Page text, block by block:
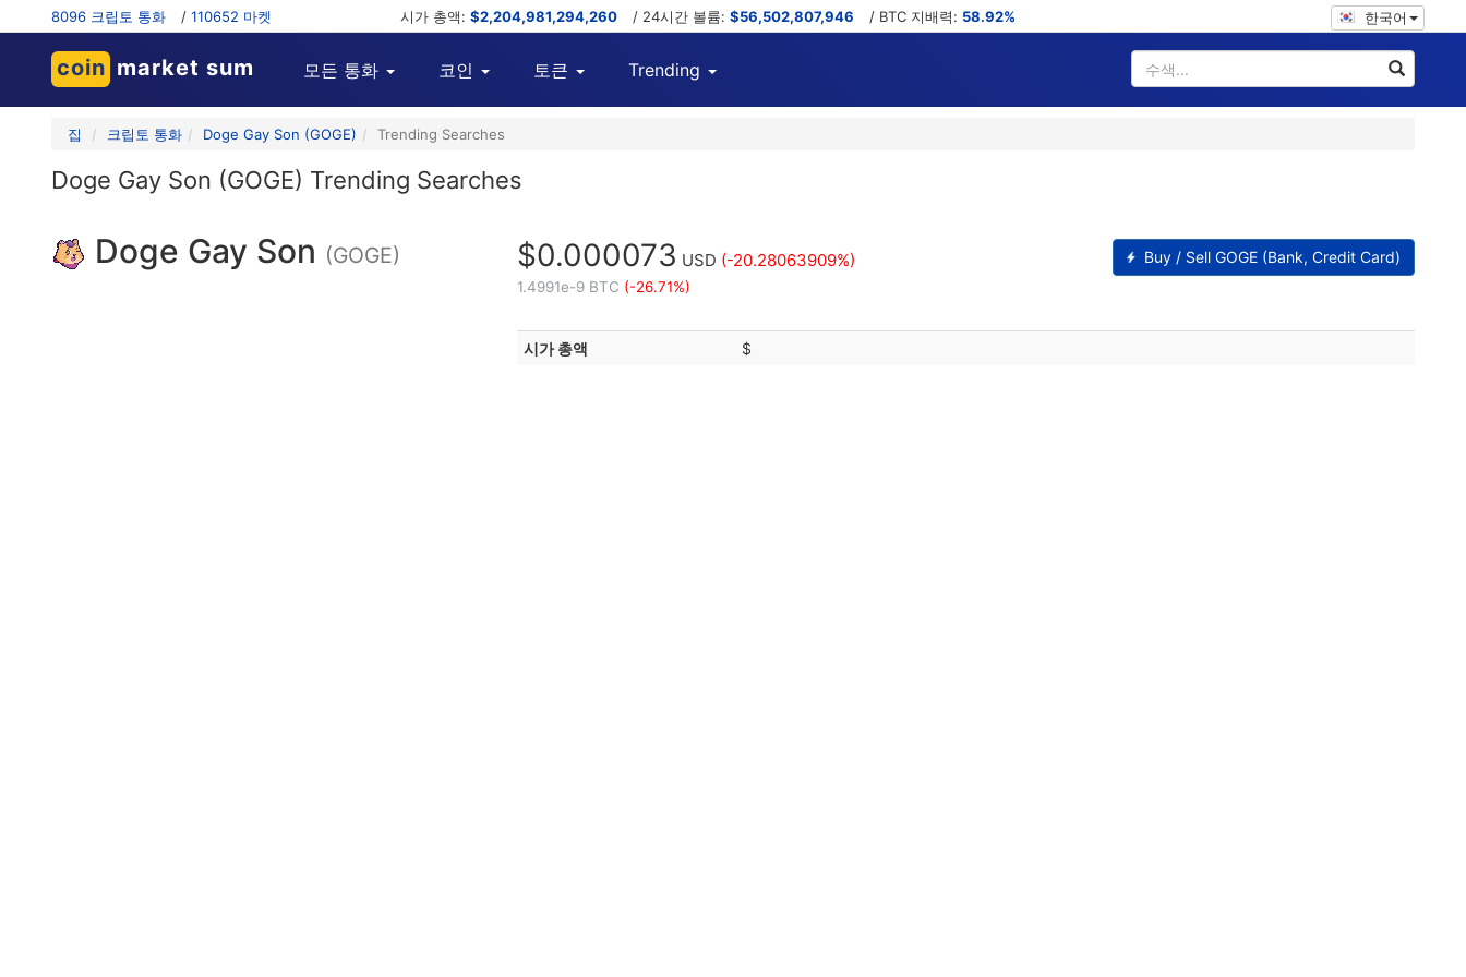
8096 크립토 통화 / 110652 마켓 시가 총액: $2,204,981,294,260 / 24시간 볼륨: $56,502,807,946 / BTC 지배력: 58.92% 한국어
coin market sum 모든 통화 코인 토큰 Trending
집 크립토 통화 Doge Gay Son (GOGE) Trending Searches
Doge Gay Son (GOGE) Trending Searches
Doge Gay Son (GOGE) $0.000073 USD (-20.28063909%)
1.4991e-9 BTC (-26.71%)
Buy / Sell GOGE (Bank, Credit Card)
시가 총액 $